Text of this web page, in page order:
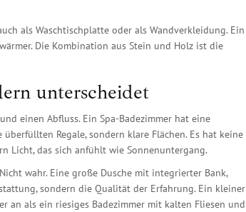
als Waschtischplatte oder als Wandverkleidung. Ein
Die Kombination aus Stein und Holz ist die
unterscheidet
einen Abfluss. Ein Spa-Badezimmer hat eine
Regale, sondern klare Flächen. Es hat keine
Licht, das sich anfühlt wie Sonnenuntergang.
wahr. Eine große Dusche mit integrierter Bank,
sondern die Qualität der Erfahrung. Ein kleiner
an als ein riesiges Badezimmer mit kalten Fliesen und